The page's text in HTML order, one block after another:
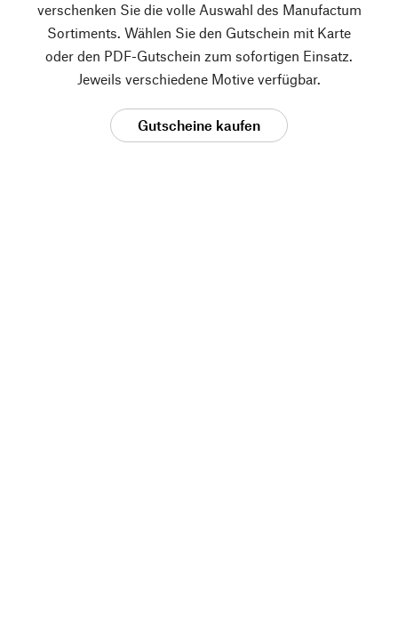
verschenken Sie die volle Auswahl des Manufactum
Sortiments. Wählen Sie den Gutschein mit Karte
oder den PDF-Gutschein zum sofortigen Einsatz.
Jeweils verschiedene Motive verfügbar.
Gutscheine kaufen